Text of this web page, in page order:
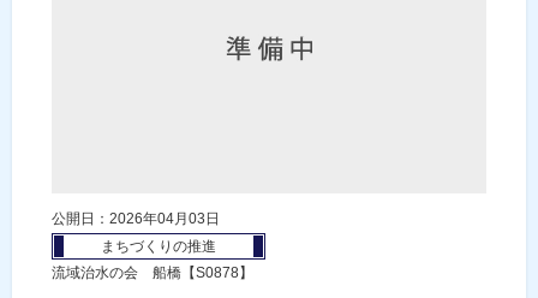
公開日：2026年04月03日
まちづくりの推進
流域治水の会 船橋【S0878】